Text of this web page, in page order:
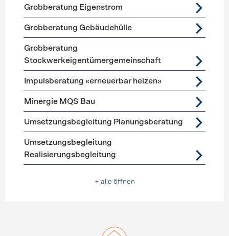
Grobberatung Eigenstrom
Grobberatung Gebäudehülle
Grobberatung
Stockwerkeigentümergemeinschaft
Impulsberatung «erneuerbar heizen»
Minergie MQS Bau
Umsetzungsbegleitung Planungsberatung
Umsetzungsbegleitung
Realisierungsbegleitung
+ alle öffnen